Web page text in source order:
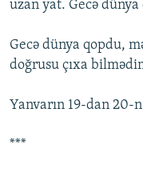
uzan yat. Gecə dünya
Gecə dünya qopdu,
doğrusu çıxa
Yanvarın 19-dan 20-
***